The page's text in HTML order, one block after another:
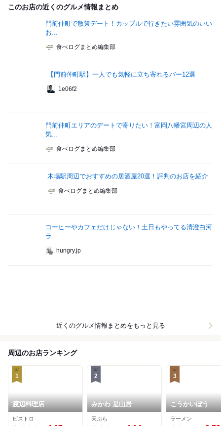
このお店の近くのグルメ情報まとめ
門前仲町で散策デート！カップルで行きたい雰囲気のいい
お...
食べログまとめ編集部
【門前仲町駅】一人でも気軽に立ち寄れるバー12選
1e06f2
門前仲町エリアのデートで寄りたい！富岡八幡宮周辺の人
気...
食べログまとめ編集部
木場駅周辺でおすすめの居酒屋20選！評判のお店を紹介
食べログまとめ編集部
コーヒーやカフェだけじゃない！土日もやってる清澄白河
ラ...
hungry.jp
近くのグルメ情報まとめをもっと見る
周辺のお店ランキング
1
渡辺料理店
ビストロ
2
みかわ 是山居
天ぷら
3
こうかいぼう
ラーメン